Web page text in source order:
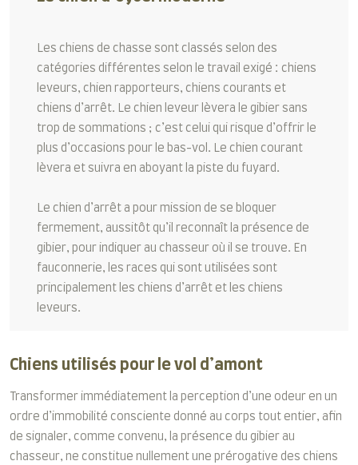
Les chiens de chasse sont classés selon des
catégories différentes selon le travail exigé : chiens
leveurs, chien rapporteurs, chiens courants et
chiens d’arrêt. Le chien leveur lèvera le gibier sans
trop de sommations ; c’est celui qui risque d’offrir le
plus d’occasions pour le bas-vol. Le chien courant
lèvera et suivra en aboyant la piste du fuyard.
Le chien d’arrêt a pour mission de se bloquer
fermement, aussitôt qu’il reconnaît la présence de
gibier, pour indiquer au chasseur où il se trouve. En
fauconnerie, les races qui sont utilisées sont
principalement les chiens d’arrêt et les chiens
leveurs.
Chiens utilisés pour le vol d’amont
Transformer immédiatement la perception d’une odeur en un
ordre d’immobilité consciente donné au corps tout entier, afin
de signaler, comme convenu, la présence du gibier au
chasseur, ne constitue nullement une prérogative des chiens